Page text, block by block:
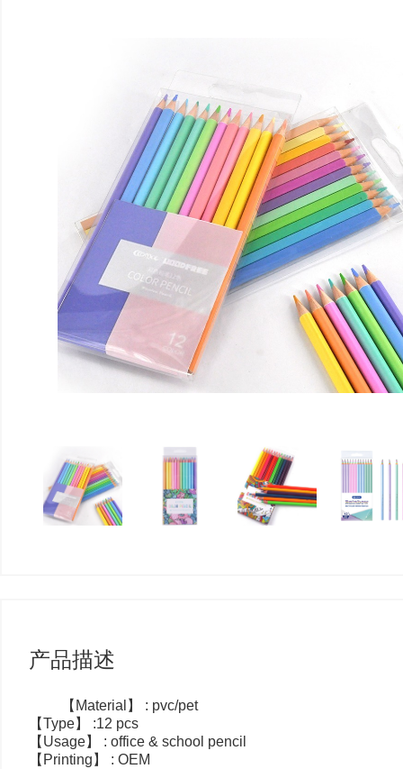
产品描述
【Material】 : pvc/pet
【Type】 :12 pcs
【Usage】 : office & school pencil
【Printing】 : OEM